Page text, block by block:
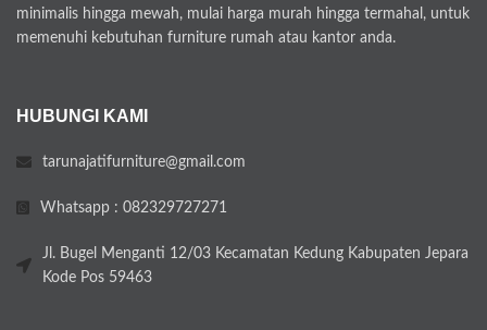
minimalis hingga mewah, mulai harga murah hingga termahal, untuk
memenuhi kebutuhan furniture rumah atau kantor anda.
HUBUNGI KAMI
tarunajatifurniture@gmail.com
Whatsapp : 082329727271
Jl. Bugel Menganti 12/03 Kecamatan Kedung Kabupaten Jepara
Kode Pos 59463